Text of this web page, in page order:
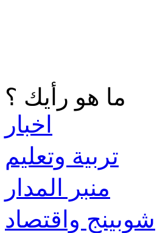
ما هو رأيك ؟
اخبار
تربية وتعليم
منبر المدار
شوبينج واقتصاد